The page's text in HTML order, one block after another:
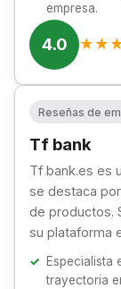
empresa.
4.0 ★ ★
Reseñas de
Tf bank
Tf bank.es es
se destaca
de productos.
su plataforma
Especialista
trayectoria